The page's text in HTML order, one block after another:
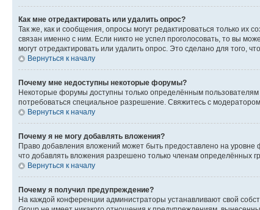
Как мне отредактировать или удалить опрос?
Так же, как и сообщения, опросы могут редактироваться только
связан именно с ним. Если никто не успел проголосовать, то вы
могут отредактировать или удалить опрос. Это сделано для того,
Вернуться к началу
Почему мне недоступны некоторые форумы?
Некоторые форумы доступны только определённым
потребоваться специальное разрешение. Свяжитесь с
Вернуться к началу
Почему я не могу добавлять вложения?
Право добавления вложений может быть предоставлено на
что добавлять вложения разрешено только членам определённых
Вернуться к началу
Почему я получил предупреждение?
На каждой конференции администраторы устанавливают свой